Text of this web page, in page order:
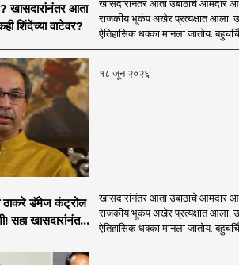
खासदारांनंतर आता
शिंदेंच्या वाटेवर?
खासदारांनंतर आता उबाठाचे आमदार
राजकीय भूकंप अखेर प्रत्यक्षात आला!
ऐतिहासिक धक्का मानला जातोय.
१८ जून २०२६
ठाकरे डॅमेज कंट्रोल
सहा खासदारांनंतर
खासदारांनंतर आता उबाठाचे आमदार
राजकीय भूकंप अखेर प्रत्यक्षात आला!
ऐतिहासिक धक्का मानला जातोय.